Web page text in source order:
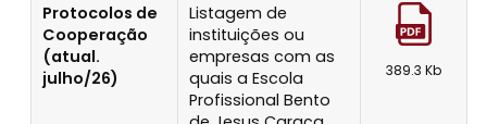
Protocolos de
Cooperação
(atual.
julho/26)
Listagem de
instituições ou
empresas com as
quais a Escola
Profissional Bento
389.3 Kb